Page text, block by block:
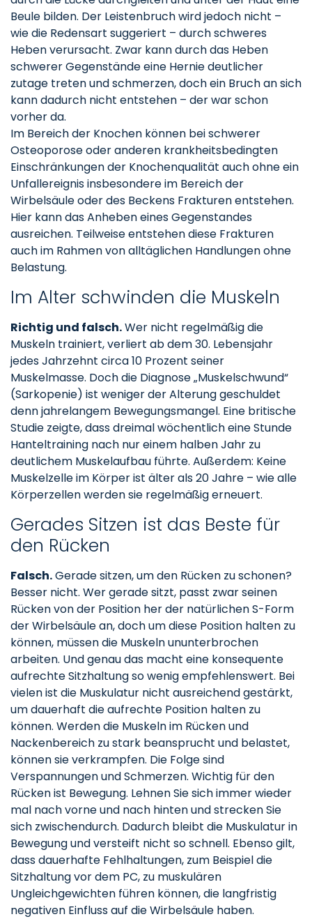
Beule bilden. Der Leistenbruch wird jedoch nicht –
wie die Redensart suggeriert – durch schweres
Heben verursacht. Zwar kann durch das Heben
schwerer Gegenstände eine Hernie deutlicher
zutage treten und schmerzen, doch ein Bruch an sich
kann dadurch nicht entstehen – der war schon
vorher da.
Im Bereich der Knochen können bei schwerer
Osteoporose oder anderen krankheitsbedingten
Einschränkungen der Knochenqualität auch ohne ein
Unfallereignis insbesondere im Bereich der
Wirbelsäule oder des Beckens Frakturen entstehen.
Hier kann das Anheben eines Gegenstandes
ausreichen. Teilweise entstehen diese Frakturen
auch im Rahmen von alltäglichen Handlungen ohne
Belastung.
Im Alter schwinden die Muskeln
Richtig und falsch.Wer nicht regelmäßig die
Muskeln trainiert, verliert ab dem 30. Lebensjahr
jedes Jahrzehnt circa 10 Prozent seiner
Muskelmasse. Doch die Diagnose „Muskelschwund“
(Sarkopenie) ist weniger der Alterung geschuldet
denn jahrelangem Bewegungsmangel. Eine britische
Studie zeigte, dass dreimal wöchentlich eine Stunde
Hanteltraining nach nur einem halben Jahr zu
deutlichem Muskelaufbau führte. Außerdem: Keine
Muskelzelle im Körper ist älter als 20 Jahre – wie alle
Körperzellen werden sie regelmäßig erneuert.
Gerades Sitzen ist das Beste für
den Rücken
Falsch.Gerade sitzen, um den Rücken zu schonen?
Besser nicht. Wer gerade sitzt, passt zwar seinen
Rücken von der Position her der natürlichen S-Form
der Wirbelsäule an, doch um diese Position halten zu
können, müssen die Muskeln ununterbrochen
arbeiten. Und genau das macht eine konsequente
aufrechte Sitzhaltung so wenig empfehlenswert. Bei
vielen ist die Muskulatur nicht ausreichend gestärkt,
um dauerhaft die aufrechte Position halten zu
können. Werden die Muskeln im Rücken und
Nackenbereich zu stark beansprucht und belastet,
können sie verkrampfen. Die Folge sind
Verspannungen und Schmerzen. Wichtig für den
Rücken ist Bewegung. Lehnen Sie sich immer wieder
mal nach vorne und nach hinten und strecken Sie
sich zwischendurch. Dadurch bleibt die Muskulatur in
Bewegung und versteift nicht so schnell. Ebenso gilt,
dass dauerhafte Fehlhaltungen, zum Beispiel die
Sitzhaltung vor dem PC, zu muskulären
Ungleichgewichten führen können, die langfristig
negativen Einfluss auf die Wirbelsäule haben.